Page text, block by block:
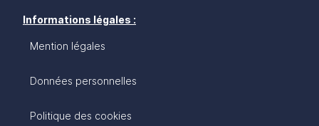
Informations légales :
Mention légales
Données personnelles
Politique des cookies